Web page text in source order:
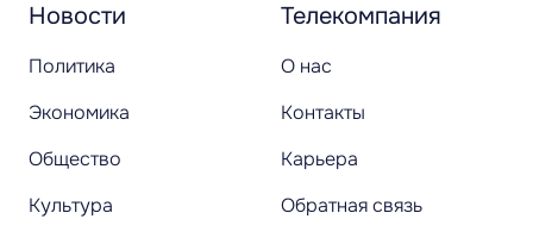
Новости
Политика
Экономика
Общество
Культура
Телекомпания
О нас
Контакты
Карьера
Обратная связь